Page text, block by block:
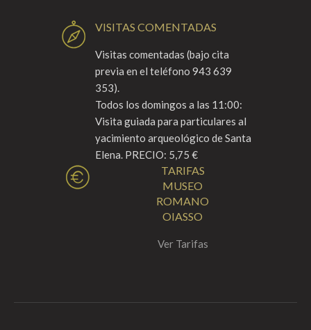
VISITAS COMENTADAS
Visitas comentadas (bajo cita
previa en el teléfono 943 639
353).
Todos los domingos a las 11:00:
Visita guiada para particulares al
yacimiento arqueológico de Santa
Elena. PRECIO: 5,75 €
TARIFAS
MUSEO
ROMANO
OIASSO
Ver Tarifas